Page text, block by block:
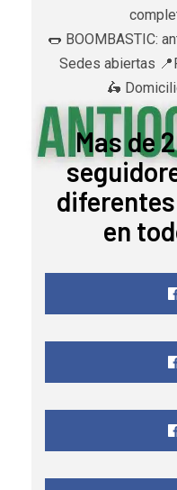
🌭 BOOMBASTIC:
Sedes abiertas
🛵
Mas de
en